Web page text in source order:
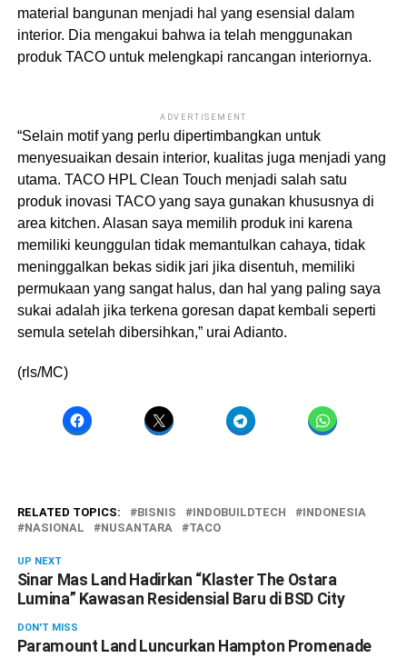
material bangunan menjadi hal yang esensial dalam
interior. Dia mengakui bahwa ia telah menggunakan
produk TACO untuk melengkapi rancangan interiornya.
ADVERTISEMENT
“Selain motif yang perlu dipertimbangkan untuk
menyesuaikan desain interior, kualitas juga menjadi yang
utama. TACO HPL Clean Touch menjadi salah satu
produk inovasi TACO yang saya gunakan khususnya di
area kitchen. Alasan saya memilih produk ini karena
memiliki keunggulan tidak memantulkan cahaya, tidak
meninggalkan bekas sidik jari jika disentuh, memiliki
permukaan yang sangat halus, dan hal yang paling saya
sukai adalah jika terkena goresan dapat kembali seperti
semula setelah dibersihkan,” urai Adianto.
(rls/MC)
RELATED TOPICS: BISNIS INDOBUILDTECH
INDONESIA
NASIONAL
NUSANTARA TACO
UP NEXT
Sinar Mas Land Hadirkan “Klaster The Ostara
Lumina” Kawasan Residensial Baru di BSD City
DON'T MISS
Paramount Land Luncurkan Hampton Promenade